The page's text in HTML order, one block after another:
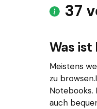
37
Was
Meistens
zu
Notebooks.
auch